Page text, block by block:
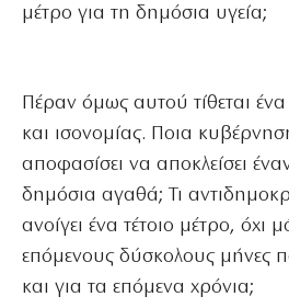
μέτρο για τη δημόσια υγεία;
Πέραν όμως αυτού τίθεται
και ισονομίας. Ποια
αποφασίσει να αποκλείσει
δημόσια αγαθά; Τι
ανοίγει ένα τέτοιο μέτρο, όχι
επόμενους δύσκολους μήνες
και για τα επόμενα χρόνια;